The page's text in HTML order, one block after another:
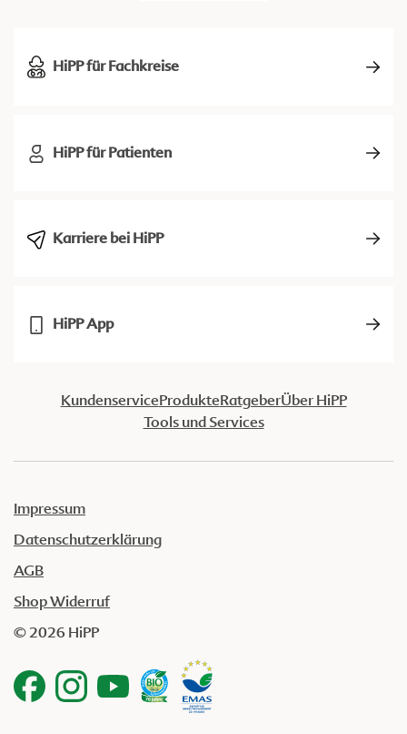
HiPP für Fachkreise
HiPP für Patienten
Karriere bei HiPP
HiPP App
KundenserviceProdukteRatgeberÜber HiPP
Tools und Services
Impressum
Datenschutzerklärung
AGB
Shop Widerruf
© 2026 HiPP